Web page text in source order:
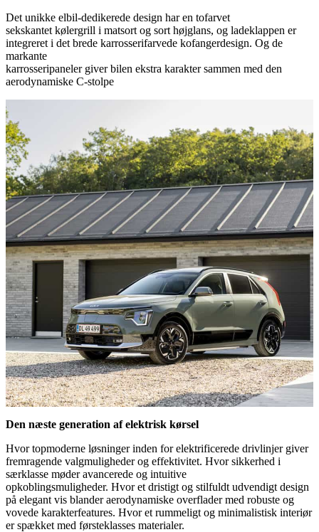
Det unikke elbil-dedikerede design har en tofarvet
sekskantet kølergrill i matsort og sort højglans, og ladeklappen er
integreret i det brede karrosserifarvede kofangerdesign. Og de
markante
karrosseripaneler giver bilen ekstra karakter sammen med den
aerodynamiske C-stolpe
Den næste generation af elektrisk kørsel
Hvor topmoderne løsninger inden for elektrificerede drivlinjer giver
fremragende valgmuligheder og effektivitet. Hvor sikkerhed i
særklasse møder avancerede og intuitive
opkoblingsmuligheder. Hvor et dristigt og stilfuldt udvendigt design
på elegant vis blander aerodynamiske overflader med robuste og
vovede karakterfeatures. Hvor et rummeligt og minimalistisk interiør
er spækket med førsteklasses materialer.